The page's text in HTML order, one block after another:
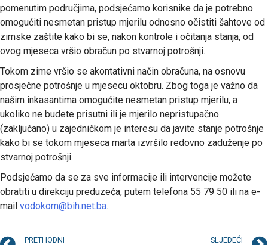
pomenutim područjima, podsjećamo korisnike da je potrebno
omogućiti nesmetan pristup mjerilu odnosno očistiti šahtove od
zimske zaštite kako bi se, nakon kontrole i očitanja stanja, od
ovog mjeseca vršio obračun po stvarnoj potrošnji.
Tokom zime vršio se akontativni način obračuna, na osnovu
prosječne potrošnje u mjesecu oktobru. Zbog toga je važno da
našim inkasantima omogućite nesmetan pristup mjerilu, a
ukoliko ne budete prisutni ili je mjerilo nepristupačno
(zaključano) u zajedničkom je interesu da javite stanje potrošnje
kako bi se tokom mjeseca marta izvršilo redovno zaduženje po
stvarnoj potrošnji.
Podsjećamo da se za sve informacije ili intervencije možete
obratiti u direkciju preduzeća, putem telefona 55 79 50 ili na e-
mail vodokom@bih.net.ba.
PRETHODNI SLJEDEĆI